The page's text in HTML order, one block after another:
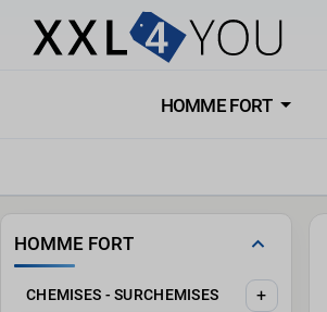
HOMME FORT
HOMME FORT
CHEMISES - SURCHEMISES +